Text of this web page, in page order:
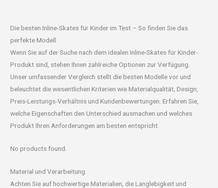
Die besten Inline-Skates für Kinder im Test – So finden Sie das
perfekte Modell
Wenn Sie auf der Suche nach dem idealen Inline-Skates für Kinder-
Produkt sind, stehen Ihnen zahlreiche Optionen zur Verfügung.
Unser umfassender Vergleich stellt die besten Modelle vor und
beleuchtet die wesentlichen Kriterien wie Materialqualität, Design,
Preis-Leistungs-Verhältnis und Kundenbewertungen. Erfahren Sie,
welche Eigenschaften den Unterschied ausmachen und welches
Produkt Ihren Anforderungen am besten entspricht.
No products found.
Material und Verarbeitung
Achten Sie auf hochwertige Materialien, die Langlebigkeit und